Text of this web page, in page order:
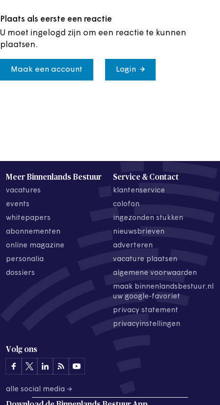
Plaats als eerste een reactie
U moet ingelogd zijn om een reactie te kunnen
plaatsen.
Maak een account Login
Meer Binnenlands Bestuur
vacatures
events
whitepapers
abonnementen
online magazine
personalia
dossiers
Service & Contact
klantenservice
colofon
ingezonden stukken
nieuwsbrieven
adverteren
vacature plaatsen
algemene voorwaarden
maak binnenlandsbestuur.nl
uw google-favoriet
privacy statement
privacyinstellingen
Volg ons
alle social media →